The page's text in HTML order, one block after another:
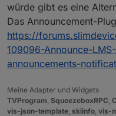
würde gibt es eine
Das Announcement-
https://
109096-Announce-
announcements-
Meine Adapter und Widgets
TVProgram SqueezeboxRPC
vis-json-template skiinfo vis-